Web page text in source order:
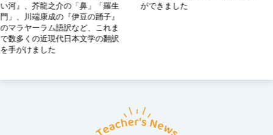
之介の「鼻」「羅生
成の『伊豆の踊子』
ム語訳など、これま
現代日本文学の翻訳
た
ができました